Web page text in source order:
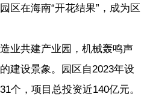
区在海南“开花结果”，成为区
业共建产业园，机械轰鸣声
建设景象。园区自2023年设
个，项目总投资近140亿元。